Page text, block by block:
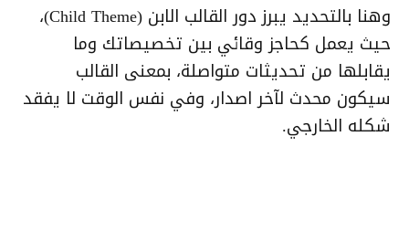
وهنا بالتحديد يبرز دور القالب الابن (Child Theme)،
حيث يعمل كحاجز وقائي بين تخصيصاتك وما
يقابلها من تحديثات متواصلة، بمعنى القالب
سيكون محدث لآخر اصدار، وفي نفس الوقت لا يفقد
شكله الخارجي.